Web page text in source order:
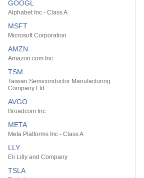
GOOGL
Alphabet Inc - Class A
MSFT
Microsoft Corporation
AMZN
Amazon.com Inc
TSM
Taiwan Semiconductor Manufacturing
Company Ltd
AVGO
Broadcom Inc
META
Meta Platforms Inc - Class A
LLY
Eli Lilly and Company
TSLA